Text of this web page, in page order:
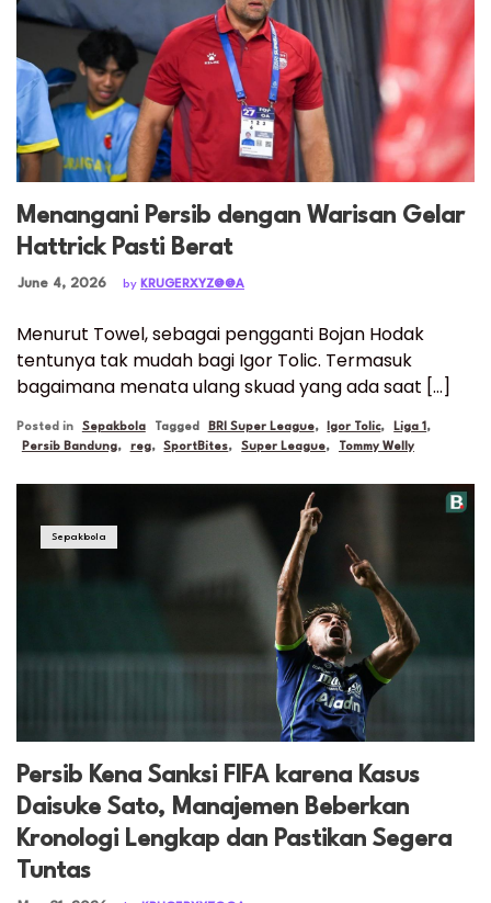
Menangani Persib dengan Warisan Gelar
Hattrick Pasti Berat
Posted on
June 4, 2026 by KRUGERXYZ@@A
Menurut Towel, sebagai pengganti Bojan Hodak
tentunya tak mudah bagi Igor Tolic. Termasuk
bagaimana menata ulang skuad yang ada saat […]
Posted in Sepakbola Tagged BRI Super League, Igor Tolic, Liga 1 ,
Persib Bandung, reg, SportBites, Super League, Tommy Welly
Sepakbola
Persib Kena Sanksi FIFA karena Kasus
Daisuke Sato, Manajemen Beberkan
Kronologi Lengkap dan Pastikan Segera
Tuntas